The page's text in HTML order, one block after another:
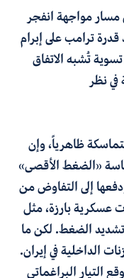
مواجهة انفجر
ترامب على إبرام
تُشبه الاتفاق
نظر
ظاهرياً، وإن
«الضغط الأقصى»
إلى التفاوض من
عسكرية بارزة، مثل
الضغط. لكن ما
الداخلية في إيران.
التيار البراغماتي